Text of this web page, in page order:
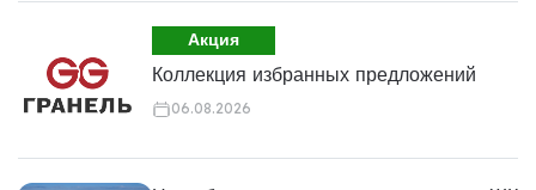
Акция
Коллекция избранных предложений
06.08.2026